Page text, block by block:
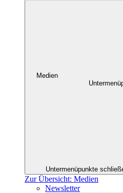
Medien
Untermenüpunkte
Zur Übersicht: Medien
Newsletter